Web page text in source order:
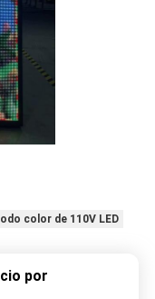
color de 110V LED
por